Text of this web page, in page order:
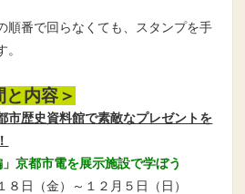
順番で回らなくても、スタンプを手
。
と内容＞
市歴史資料館で素敵なプレゼントを
京都市電を展示施設で学ぼう
８日（金）～１２月５日（日）